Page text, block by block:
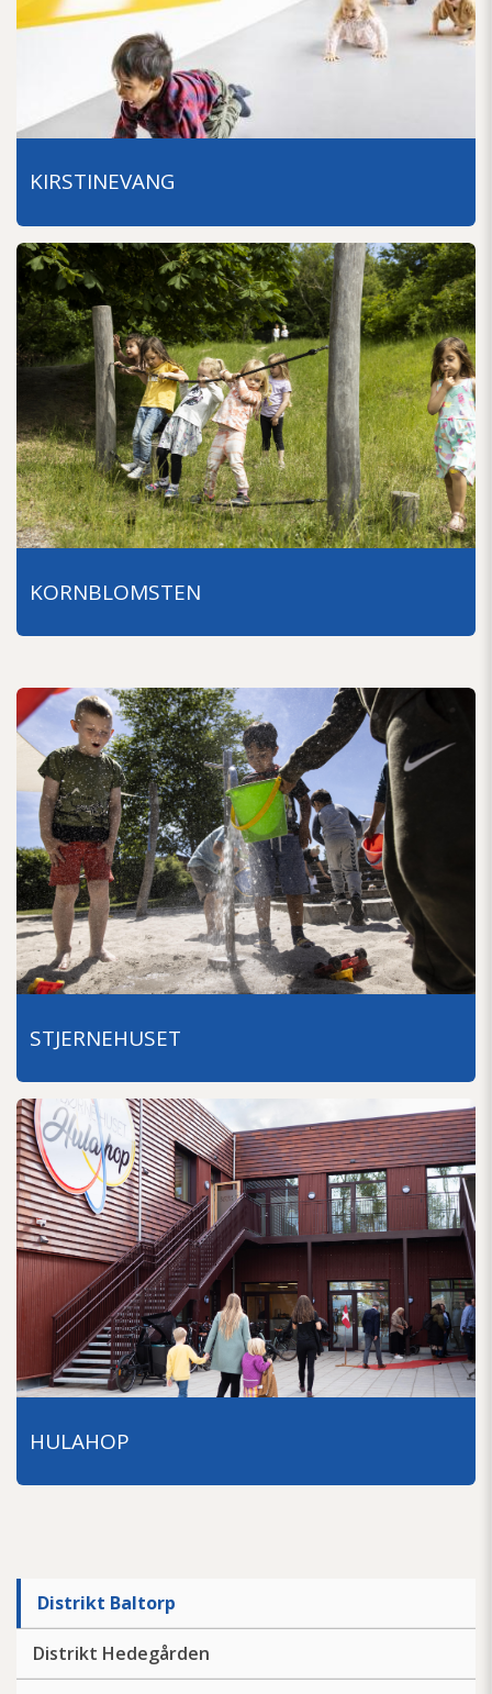
KIRSTINEVANG
KORNBLOMSTEN
STJERNEHUSET
HULAHOP
Distrikt Baltorp
Distrikt Hedegården